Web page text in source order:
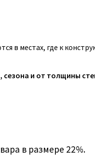
в местах, где к
сезона и от толщины
в размере 22%.